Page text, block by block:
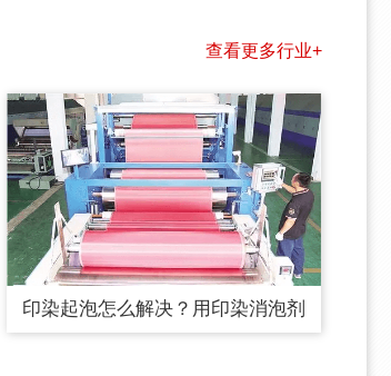
查看更多行业+
印染起泡怎么解决？用印染消泡剂